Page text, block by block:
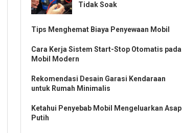
Tidak Soak
Tips Menghemat Biaya Penyewaan Mobil
Cara Kerja Sistem Start-Stop Otomatis pada
Mobil Modern
Rekomendasi Desain Garasi Kendaraan
untuk Rumah Minimalis
Ketahui Penyebab Mobil Mengeluarkan Asap
Putih